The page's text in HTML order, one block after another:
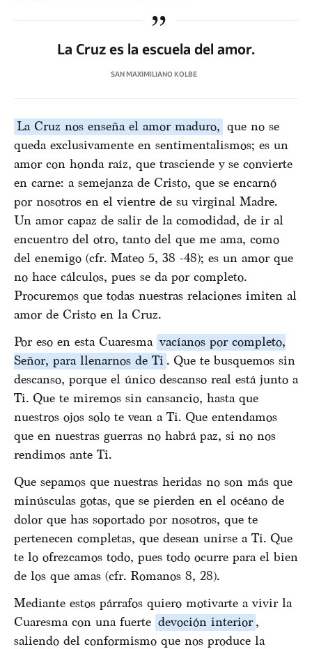
La Cruz es la escuela del amor.
SAN MAXIMILIANO KOLBE
La Cruz nos enseña el amor maduro, que no se
queda exclusivamente en sentimentalismos; es un
amor con honda raíz, que trasciende y se convierte
en carne: a semejanza de Cristo, que se encarnó
por nosotros en el vientre de su virginal Madre.
Un amor capaz de salir de la comodidad, de ir al
encuentro del otro, tanto del que me ama, como
del enemigo (cfr. Mateo 5, 38 -48); es un amor que
no hace cálculos, pues se da por completo.
Procuremos que todas nuestras relaciones imiten al
amor de Cristo en la Cruz.
Por eso en esta Cuaresma vacíanos por completo,
Señor, para llenarnos de Ti . Que te busquemos sin
descanso, porque el único descanso real está junto a
Ti. Que te miremos sin cansancio, hasta que
nuestros ojos solo te vean a Ti. Que entendamos
que en nuestras guerras no habrá paz, si no nos
rendimos ante Ti.
Que sepamos que nuestras heridas no son más que
minúsculas gotas, que se pierden en el océano de
dolor que has soportado por nosotros, que te
pertenecen completas, que desean unirse a Ti. Que
te lo ofrezcamos todo, pues todo ocurre para el bien
de los que amas (cfr. Romanos 8, 28).
Mediante estos párrafos quiero motivarte a vivir la
Cuaresma con una fuerte devoción interior ,
saliendo del conformismo que nos produce la